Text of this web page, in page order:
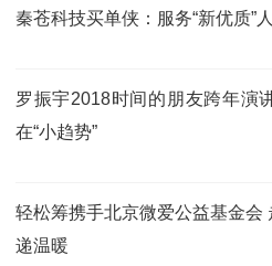
秦苍科技买单侠：服务“新优质”
罗振宇2018时间的朋友跨年演
在“小趋势”
轻松筹携手北京微爱公益基金会
递温暖